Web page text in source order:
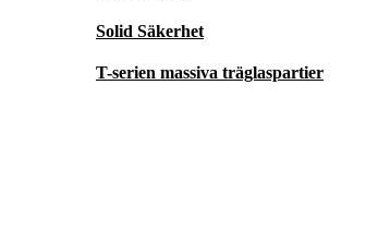
Solid Säkerhet
T-serien massiva träglaspartier